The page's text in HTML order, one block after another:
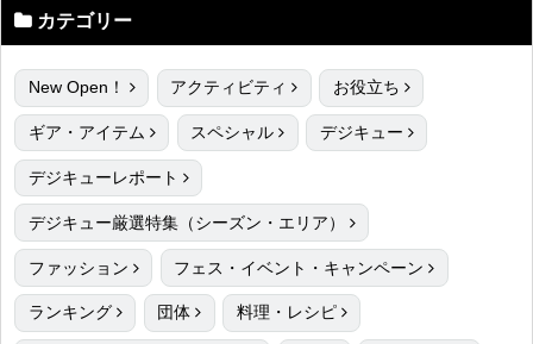
カテゴリー
New Open！ アクティビティ お役立ち
ギア・アイテム スペシャル デジキュー
デジキューレポート
デジキュー厳選特集（シーズン・エリア）
ファッション フェス・イベント・キャンペーン
ランキング 団体 料理・レシピ